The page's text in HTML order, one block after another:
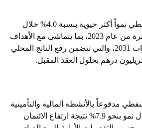
وسجل القطاع غير النفطي نمواً أكثر حيوية بنسبة 4.0% خلال
الربع مقارنة بنفس الفترة من عام 2023، بما يتماشى مع الأهداف
الاقتصادية لرؤية الإمارات 2031، والتي تتضمن رفع الناتج المحلي
مدفوعاً بالأنشطة المالية والتأمينية
التي سجلت أسرع معدل نمو بنحو 7.9% نتيجة ارتفاع الائتمان